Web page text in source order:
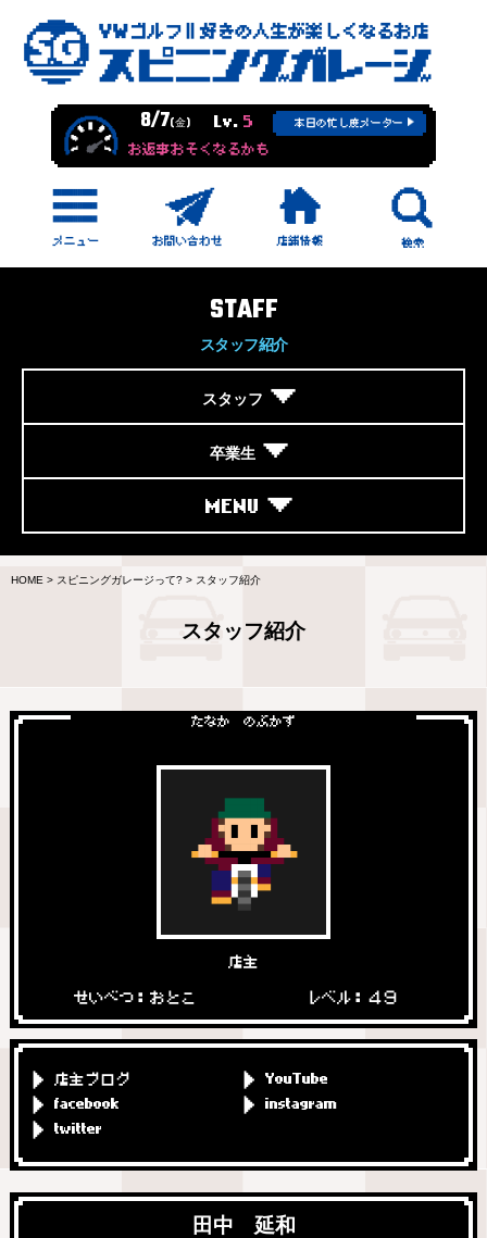
8/7(金) Lv. 5 本日の忙し度メーター
お返事おそくなるかも
STAFF
スタッフ紹介
スタッフ
卒業生
MENU
HOME > スピニングガレージって? > スタッフ紹介
スタッフ紹介
たなか のぶかず
店主
せいべつ：おとこ レベル：４９
店主ブログ
YouTube
facebook
instagram
twitter
田中 延和